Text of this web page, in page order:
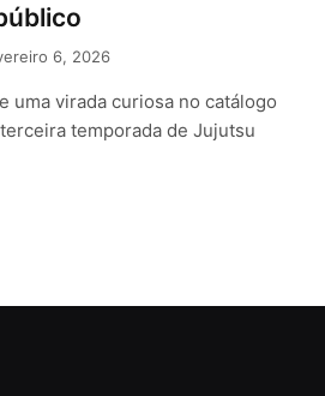
6, 2026
uma virada curiosa no catálogo
temporada de Jujutsu